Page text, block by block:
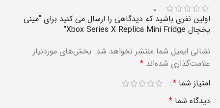
۰
اولین نفری باشید که دیدگاهی را ارسال می کنید برای “مینی
یخچال Xbox Series X Replica Mini Fridge”
نشانی ایمیل شما منتشر نخواهد شد. بخش‌های موردنیاز
علامت‌گذاری شده‌اند *
امتیاز شما *
دیدگاه شما *